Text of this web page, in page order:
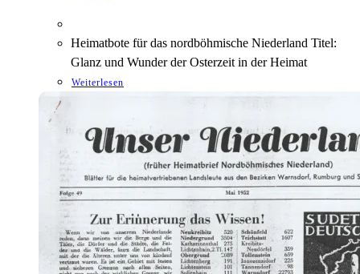
Heimatbote für das nordböhmische Niederland Titel:
Glanz und Wunder der Osterzeit in der Heimat
Weiterlesen